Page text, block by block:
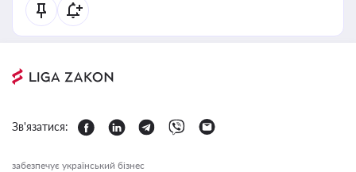
Зв'язатися:
забезпечує український бізнес